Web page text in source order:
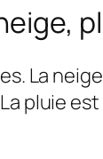
La
pluie